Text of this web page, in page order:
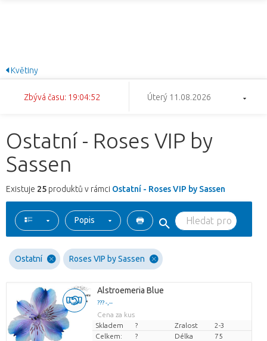
Květiny
Zbývá času: 19:04:51 Úterý 11.08.2026
Ostatní - Roses VIP by
Sassen
Existuje 25 produktů v rámci Ostatní - Roses VIP by Sassen
Popis
Ostatní Roses VIP by Sassen
Alstroemeria Blue
??? -,--
Cena za kus
Skladem
? Zralost
2-3
Celkem:
? Délka
75